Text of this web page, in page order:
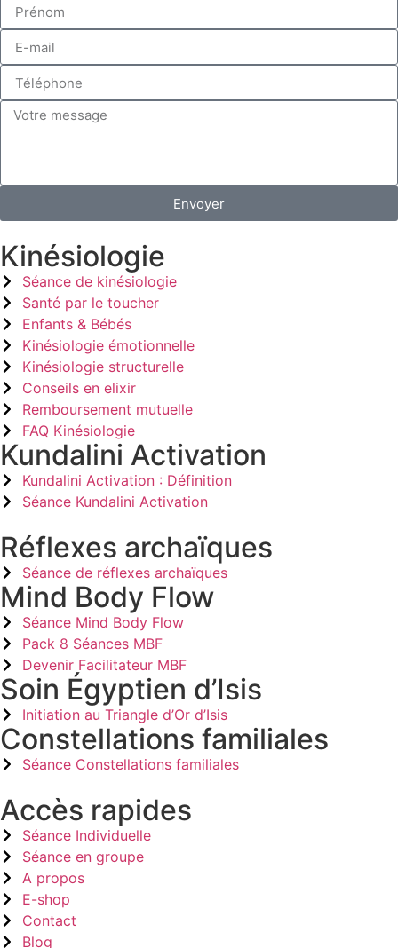
Envoyer
Kinésiologie
Séance de kinésiologie
Santé par le toucher
Enfants & Bébés
Kinésiologie émotionnelle
Kinésiologie structurelle
Conseils en elixir
Remboursement mutuelle
FAQ Kinésiologie
Kundalini Activation
Kundalini Activation : Définition
Séance Kundalini Activation
Réflexes archaïques
Séance de réflexes archaïques
Mind Body Flow
Séance Mind Body Flow
Pack 8 Séances MBF
Devenir Facilitateur MBF
Soin Égyptien d’Isis
Initiation au Triangle d’Or d’Isis
Constellations familiales
Séance Constellations familiales
Accès rapides
Séance Individuelle
Séance en groupe
A propos
E-shop
Contact
Blog